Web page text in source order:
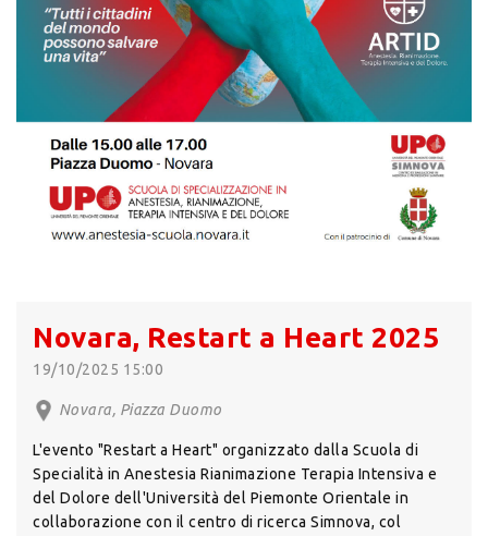
Novara, Restart a Heart 2025
19/10/2025 15:00
Novara, Piazza Duomo
L'evento "Restart a Heart" organizzato dalla Scuola di
Specialità in Anestesia Rianimazione Terapia Intensiva e
del Dolore dell'Università del Piemonte Orientale in
collaborazione con il centro di ricerca Simnova, col